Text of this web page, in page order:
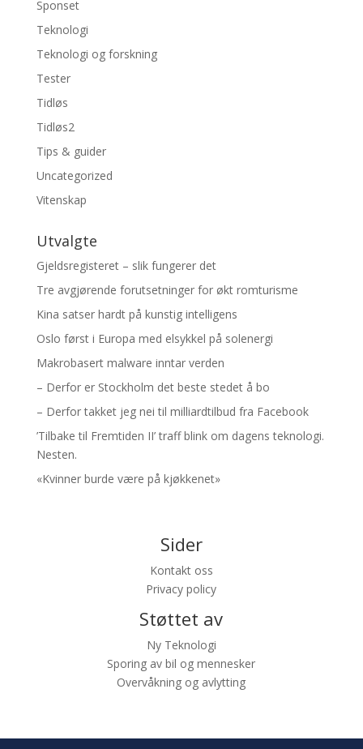
Sponset
Teknologi
Teknologi og forskning
Tester
Tidløs
Tidløs2
Tips & guider
Uncategorized
Vitenskap
Utvalgte
Gjeldsregisteret – slik fungerer det
Tre avgjørende forutsetninger for økt romturisme
Kina satser hardt på kunstig intelligens
Oslo først i Europa med elsykkel på solenergi
Makrobasert malware inntar verden
– Derfor er Stockholm det beste stedet å bo
– Derfor takket jeg nei til milliardtilbud fra Facebook
’Tilbake til Fremtiden II’ traff blink om dagens teknologi.
Nesten.
«Kvinner burde være på kjøkkenet»
Sider
Kontakt oss
Privacy policy
Støttet av
Ny Teknologi
Sporing av bil og mennesker
Overvåkning og avlytting